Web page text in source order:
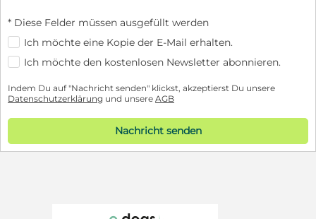
* Diese Felder müssen ausgefüllt werden
Ich möchte eine Kopie der E-Mail erhalten.
Ich möchte den kostenlosen Newsletter abonnieren.
Indem Du auf "Nachricht senden" klickst, akzeptierst Du unsere
Datenschutzerklärung und unsere AGB
Nachricht senden